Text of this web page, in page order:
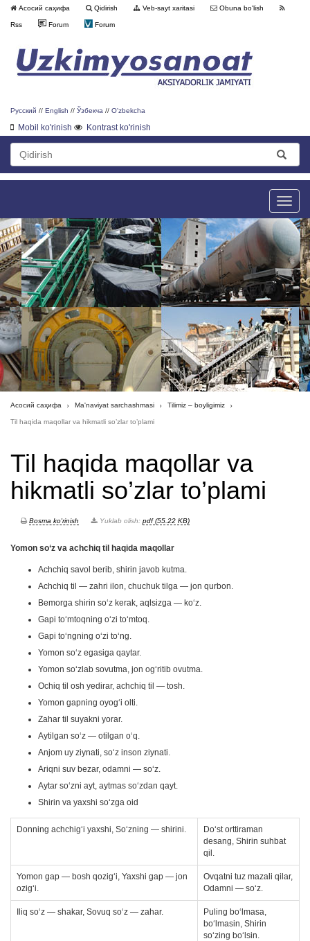
Асосий саҳифа Qidirish Veb-sayt xaritasi Obuna bo'lish
Rss Forum Forum
Русский // English // Ўзбекча // O'zbekcha
Mobil ko'rinish Kontrast ko'rinish
Toggle
Асосий саҳифа Ma'naviyat sarchashmasi Tilimiz – boyligimiz
Til haqida maqollar va hikmatli so’zlar to’plami
Til haqida maqollar va
hikmatli so’zlar to’plami
Bosma ko'rinish Yuklab olish: pdf (55.22 KB)
Yomon so‘z va achchiq til haqida maqollar
Achchiq savol berib, shirin javob kutma.
Achchiq til — zahri ilon, chuchuk tilga — jon qurbon.
Bemorga shirin so‘z kerak, aqlsizga — ko‘z.
Gapi to‘mtoqning o‘zi to‘mtoq.
Gapi to‘ngning o‘zi to‘ng.
Yomon so‘z egasiga qaytar.
Yomon so‘zlab sovutma, jon og‘ritib ovutma.
Ochiq til osh yedirar, achchiq til — tosh.
Yomon gapning oyog‘i olti.
Zahar til suyakni yorar.
Aytilgan so‘z — otilgan o‘q.
Anjom uy ziynati, so‘z inson ziynati.
Ariqni suv bezar, odamni — so‘z.
Aytar so‘zni ayt, aytmas so‘zdan qayt.
Shirin va yaxshi so‘zga oid
Donning achchig‘i yaxshi, So‘zning — shirini.
Do‘st orttiraman
desang, Shirin suhbat
qil.
Yomon gap — bosh qozig‘i, Yaxshi gap — jon
ozig‘i.
Ovqatni tuz mazali qilar,
Odamni — so‘z.
Iliq so‘z — shakar, Sovuq so‘z — zahar.
Puling bo‘lmasa,
bo‘lmasin, Shirin
so‘zing bo‘lsin.